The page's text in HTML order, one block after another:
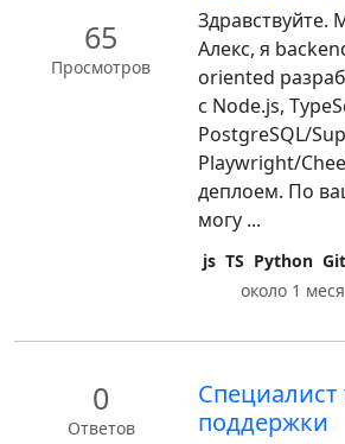
65
Просмотров
Здравствуйте.
Алекс, я
oriented
с Node.js,
PostgreSQL/
Playwright/
деплоем. По
могу ...
js TS Python Git
около 1
0
Ответов
Специалист
поддержки